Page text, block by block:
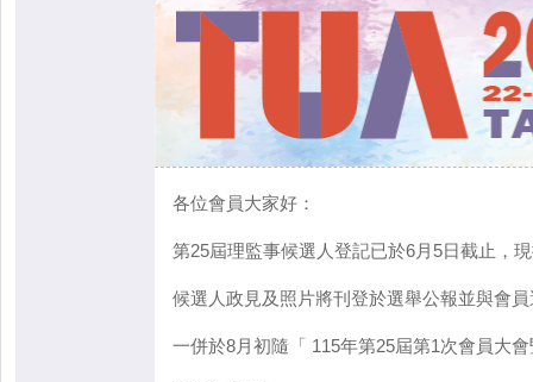
各位會員大家好：
第25屆理監事候選人登記已於6月5日截止，
候選人政見及照片將刊登於選舉公報並與會
一併於8月初隨「 115年第25屆第1次會員大